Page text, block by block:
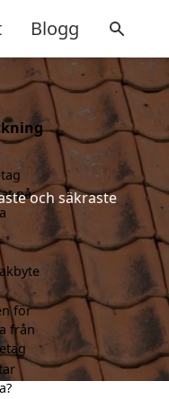
Blogg
och säkraste
på
för
från